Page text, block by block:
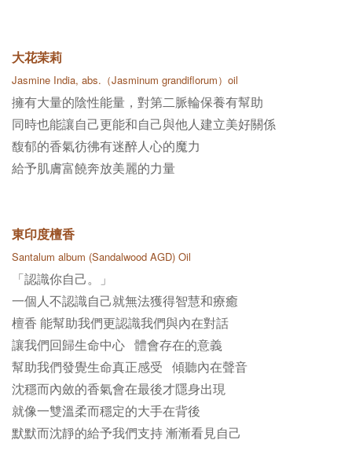
大花茉莉
Jasmine India, abs.​（Jasminum grandiflorum）oil
擁有大量的陰性能量，對第二脈輪保養有幫助
同時也能讓自己更能和自己與他人建立美好關係
馥郁的香氣彷彿有迷醉人心的魔力
給予肌膚富饒奔放美麗的力量
東印度檀香
Santalum album (Sandalwood AGD) Oil
「認識你自己。」
一個人不認識自己就無法獲得智慧和療癒
檀香 能幫助我們更認識我們與內在對話
讓我們回歸生命中心 體會存在的意義
幫助我們發覺生命真正感受 傾聽內在聲音
沈穩而內斂的香氣會在最後才隱身出現
就像一雙溫柔而穩定的大手在背後
默默而沈靜的給予我們支持 漸漸看見自己